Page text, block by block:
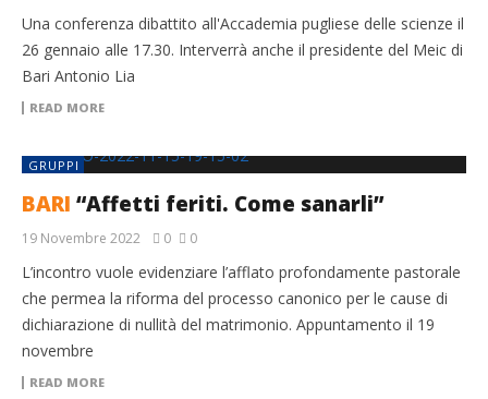
Una conferenza dibattito all'Accademia pugliese delle scienze il
26 gennaio alle 17.30. Interverrà anche il presidente del Meic di
Bari Antonio Lia
READ MORE
GRUPPI
BARI “Affetti feriti. Come sanarli”
19 Novembre 2022 0 0
L’incontro vuole evidenziare l’afflato profondamente pastorale
che permea la riforma del processo canonico per le cause di
dichiarazione di nullità del matrimonio. Appuntamento il 19
novembre
READ MORE